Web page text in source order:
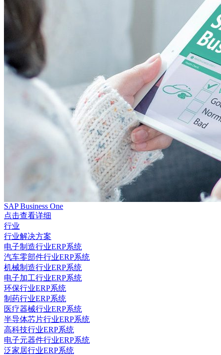
SAP Business One
点击查看详细
行业
行业解决方案
电子制造行业ERP系统
汽车零部件行业ERP系统
机械制造行业ERP系统
电子加工行业ERP系统
环保行业ERP系统
制药行业ERP系统
医疗器械行业ERP系统
半导体芯片行业ERP系统
高科技行业ERP系统
电子元器件行业ERP系统
泛家居行业ERP系统